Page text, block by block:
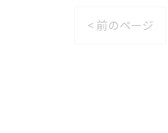
< 前のページ